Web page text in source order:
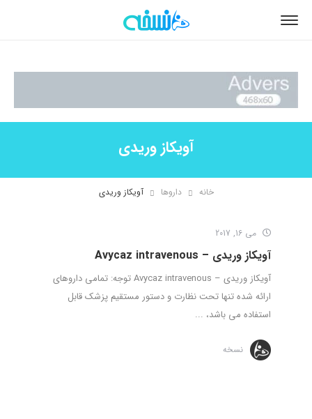
آویکاز وریدی
خانه داروها آویکاز وریدی
می 16, 2017
آویکاز وریدی – Avycaz intravenous
آویکاز وریدی – Avycaz intravenous توجه: تمامی داروهای
ارائه شده تنها تحت نظارت و دستور مستقیم پزشک قابل
استفاده می باشد، ...
نسخه